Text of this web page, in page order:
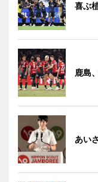
喜ぶ
鹿島
あい